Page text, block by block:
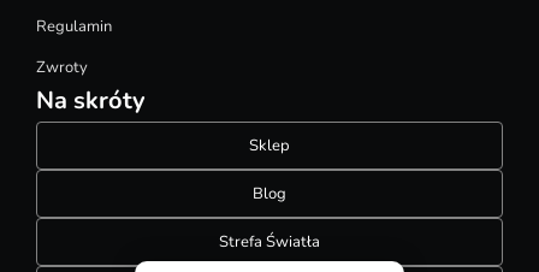
Regulamin
Zwroty
Na skróty
Sklep
Blog
Strefa Światła